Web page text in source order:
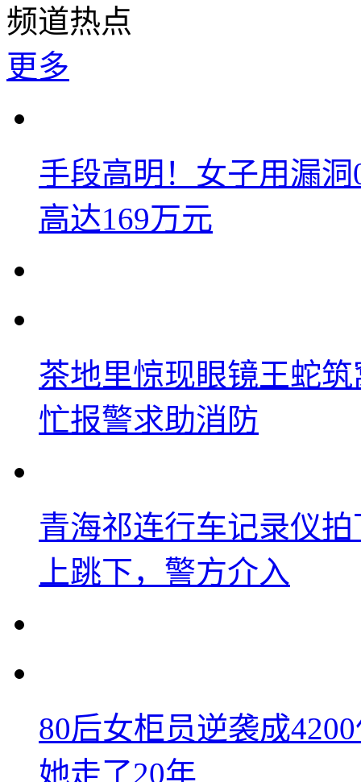
频道热点
更多
手段高明！女子用漏
高达169万元
茶地里惊现眼镜王蛇
忙报警求助消防
青海祁连行车记录仪
上跳下，警方介入
80后女柜员逆袭成
她走了20年